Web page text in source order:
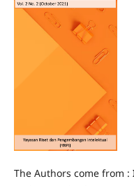
The Authors come from :